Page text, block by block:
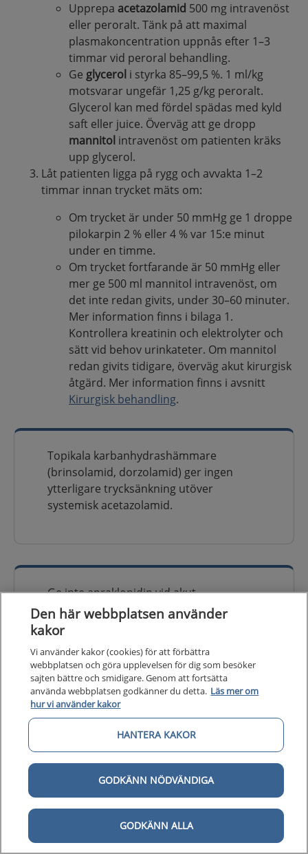
Upprepa acetazolamid 500 mg intravenöst
eller peroralt. Tänk på att maximal
plasmakoncentration uppnås efter 1–3
timmar vid peroral behandling.
Ge glycerol i styrka 85–99,5 %. 1 ml/kg
motsvarar ungefär 1,25 g/kg peroralt.
Glycerol kan med fördel spädas med kyld
saft eller juice. Överväg att ge dropp
mannitol intravenöst om patienten kräks
upp glycerol.
Låt patienten ligga på rygg och avvakta 1–2
timmar innan trycket mäts om:
Om trycket är under 50 mmHg ge 1 droppe
pilokarpin 2 % eller 4 % var 15:e minut
under en timme.
Om trycket fortfarande är 50 mmHg eller
mer ge 500 ml mannitol intravenöst, om
det inte redan givits, under 30–60 minuter.
Mer information finns i bilaga 1.
Kontrollera kreatinin och elektrolyter och
sätt vid behov urinkateter. Om mannitol
redan givits tidigare, överväg akut kirurgisk
åtgärd. Mer information finns i avsnitt
Kirurgisk behandling.
Topikala karbanhydrashämmare
(brinsolamid, dorzolamid) ger ingen
ytterligare trycksänkning utöver
systemisk acetazolamid.
Ge inte apraklonidin vid akut
trångvinkelattack då
verkningsmekanismen är snarlik den för
snabbare insättande effekt.
aqueous misdirection och fakomorf
tryckstegring eftersom det kan förvärra
pupillblocket.
Den här webbplatsen använder
kakor
Vi använder kakor (cookies) för att förbättra
webbplatsen och göra upplevelsen för dig som besöker
sajten bättre och smidigare. Genom att fortsätta
använda webbplatsen godkänner du detta. Läs mer om
hur vi använder kakor
HANTERA KAKOR
GODKÄNN NÖDVÄNDIGA
GODKÄNN ALLA